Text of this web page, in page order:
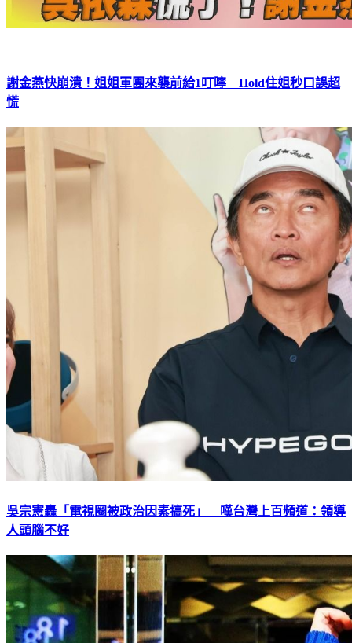
謝金燕快崩潰！姐姐軍團來襲前給1叮嚀 Hold住姐秒口誤超
吳宗憲轟「電視圈被政治因素搞死」 嘆台灣上百頻道：領導